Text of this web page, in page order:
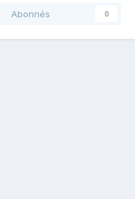
Abonnés 0